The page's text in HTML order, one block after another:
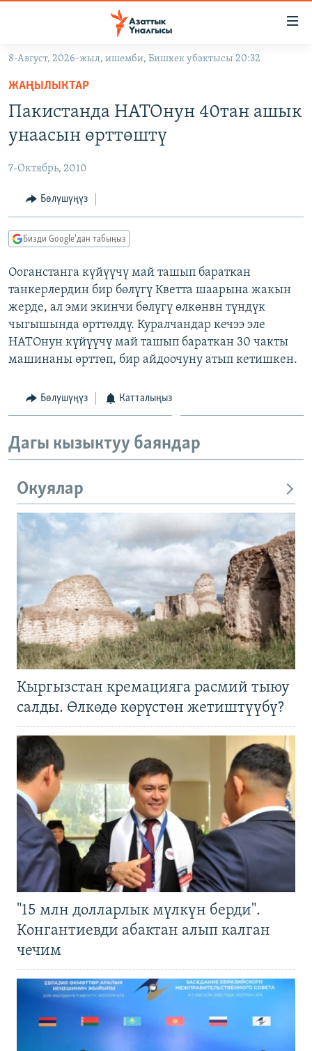
Навигацияга
өтүңүз
Издөөгө
салыңыз
ЭКОНОМИКА
МАДАНИЯТ
БОРБОР АЗИЯ
АТАЙЫН ИЛИКТӨӨ
ТВ ПРОГРАММАЛАР
ЭКСПЕРТТЕР ТАЛДАЙТ
БИЗ ЖАНА ДҮЙНӨ
ДАНИСТЕ
ЭЖЕ-СИҢДИЛЕР
АЗАТТЫК+
ӨЗГӨЧӨ ПИКИР
Русский
ОНЛАЙН ШЕРИНЕ
ЭЕ/АРнун бардык сайттары
8-Август, 2026-жыл, ишемби, Бишкек убактысы 20:32
ЖАҢЫЛЫКТАР
Пакистанда НАТОнун 40тан ашык
унаасын өрттөштү
7-Октябрь, 2010
Бөлүшүңүз
Бизди Google'дан табыңыз
Ооганстанга күйүүчү май ташып бараткан
танкерлердин бир бөлүгү Кветта шаарына жакын
жерде, ал эми экинчи бөлүгү өлкөнвн түндүк
чыгышында өрттөлдү. Куралчандар кечээ эле
НАТОнун күйүүчү май ташып бараткан 30 чакты
машинаны өрттөп, бир айдоочуну атып кетишкен.
Бөлүшүңүз Катталыңыз
Дагы кызыктуу баяндар
Окуялар
Кыргызстан кремацияга расмий тыюу
салды. Өлкөдө көрүстөн жетиштүүбү?
"15 млн долларлык мүлкүн берди".
Конгантиевди абактан алып калган
чечим